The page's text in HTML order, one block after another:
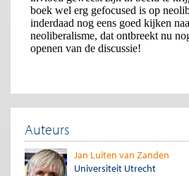
Auteurs
Jan Luiten van Zanden
Universiteit Utrecht